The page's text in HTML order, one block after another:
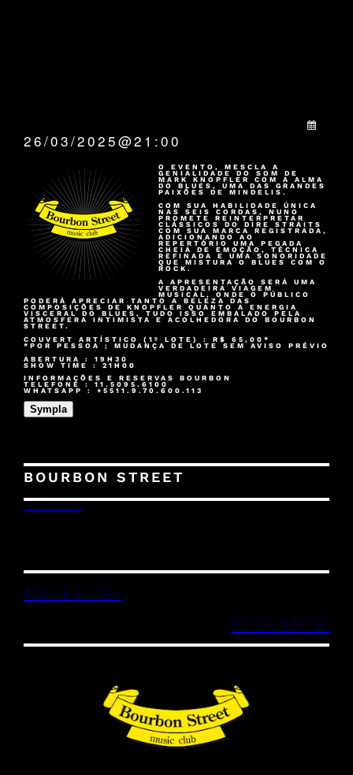
26/03/2025@21:00
O EVENTO, MESCLA A
GENIALIDADE DO SOM DE
MARK KNOPFLER COM A ALMA
DO BLUES, UMA DAS GRANDES
PAIXÕES DE MINDELIS.
COM SUA HABILIDADE ÚNICA
NAS SEIS CORDAS, NUNO
PROMETE REINTERPRETAR
CLÁSSICOS DO DIRE STRAITS
COM SUA MARCA REGISTRADA,
ADICIONANDO AO
REPERTÓRIO UMA PEGADA
CHEIA DE EMOÇÃO, TÉCNICA
REFINADA E UMA SONORIDADE
QUE MISTURA O BLUES COM O
ROCK.
A APRESENTAÇÃO SERÁ UMA
VERDADEIRA VIAGEM
MUSICAL, ONDE O PÚBLICO
PODERÁ APRECIAR TANTO A BELEZA DAS
COMPOSIÇÕES DE KNOPFLER QUANTO A ENERGIA
VISCERAL DO BLUES, TUDO ISSO EMBALADO PELA
ATMOSFERA INTIMISTA E ACOLHEDORA DO BOURBON
STREET.
COUVERT ARTÍSTICO (1º LOTE) : R$ 65,00*
*POR PESSOA ; MUDANÇA DE LOTE SEM AVISO PRÉVIO
ABERTURA : 19H30
SHOW TIME : 21H00
INFORMAÇÕES E RESERVAS BOURBON
TELEFONE : 11.5095.6100
WHATSAPP : +5511.9.70.600.113
Sympla
BOURBON STREET
10/03/2025
ANTERIOR
SEGUINTE